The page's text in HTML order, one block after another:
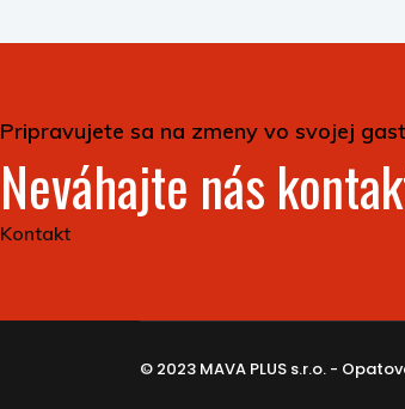
Pripravujete sa na zmeny vo svojej
Neváhajte nás
Kontakt
© 2023 MAVA PLUS s.r.o. -